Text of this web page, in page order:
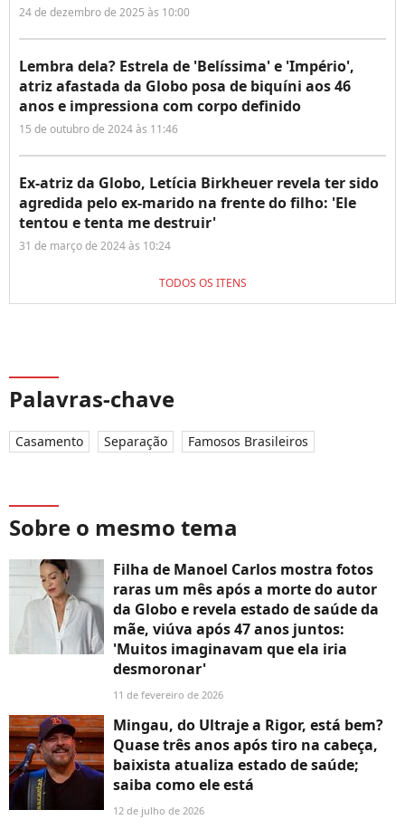
24 de dezembro de 2025 às 10:00
Lembra dela? Estrela de 'Belíssima' e 'Império',
atriz afastada da Globo posa de biquíni aos 46
anos e impressiona com corpo definido
15 de outubro de 2024 às 11:46
Ex-atriz da Globo, Letícia Birkheuer revela ter sido
agredida pelo ex-marido na frente do filho: 'Ele
tentou e tenta me destruir'
31 de março de 2024 às 10:24
TODOS OS ITENS
Palavras-chave
Casamento Separação Famosos Brasileiros
Sobre o mesmo tema
Filha de Manoel Carlos mostra fotos
raras um mês após a morte do autor
da Globo e revela estado de saúde da
mãe, viúva após 47 anos juntos:
'Muitos imaginavam que ela iria
desmoronar'
11 de fevereiro de 2026
Mingau, do Ultraje a Rigor, está bem?
Quase três anos após tiro na cabeça,
baixista atualiza estado de saúde;
saiba como ele está
12 de julho de 2026